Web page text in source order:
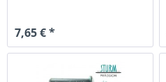
7,65 € *